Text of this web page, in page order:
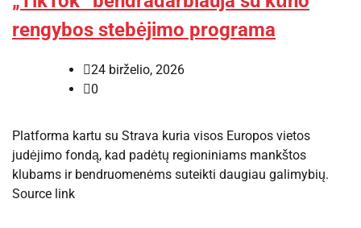
rengybos stebėjimo programa
24 birželio, 2026
0
Platforma kartu su Strava kuria visos Europos vietos
judėjimo fondą, kad padėtų regioniniams mankštos
klubams ir bendruomenėms suteikti daugiau galimybių.
Source link